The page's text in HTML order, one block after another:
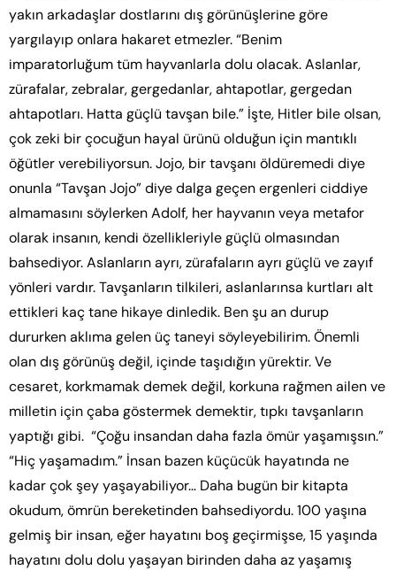
yakın arkadaşlar dostlarını dış görünüşlerine göre
yargılayıp onlara hakaret etmezler. “Benim
imparatorluğum tüm hayvanlarla dolu olacak. Aslanlar,
zürafalar, zebralar, gergedanlar, ahtapotlar, gergedan
ahtapotları. Hatta güçlü tavşan bile.” İşte, Hitler bile olsan,
çok zeki bir çocuğun hayal ürünü olduğun için mantıklı
öğütler verebiliyorsun. Jojo, bir tavşanı öldüremedi diye
onunla “Tavşan Jojo” diye dalga geçen ergenleri ciddiye
almamasını söylerken Adolf, her hayvanın veya metafor
olarak insanın, kendi özellikleriyle güçlü olmasından
bahsediyor. Aslanların ayrı, zürafaların ayrı güçlü ve zayıf
yönleri vardır. Tavşanların tilkileri, aslanlarınsa kurtları alt
ettikleri kaç tane hikaye dinledik. Ben şu an durup
dururken aklıma gelen üç taneyi söyleyebilirim. Önemli
olan dış görünüş değil, içinde taşıdığın yürektir. Ve
cesaret, korkmamak demek değil, korkuna rağmen ailen ve
milletin için çaba göstermek demektir, tıpkı tavşanların
yaptığı gibi. “Çoğu insandan daha fazla ömür yaşamışsın.”
“Hiç yaşamadım.” İnsan bazen küçücük hayatında ne
kadar çok şey yaşayabiliyor… Daha bugün bir kitapta
okudum, ömrün bereketinden bahsediyordu. 100 yaşına
gelmiş bir insan, eğer hayatını boş geçirmişse, 15 yaşında
hayatını dolu dolu yaşayan birinden daha az yaşamış